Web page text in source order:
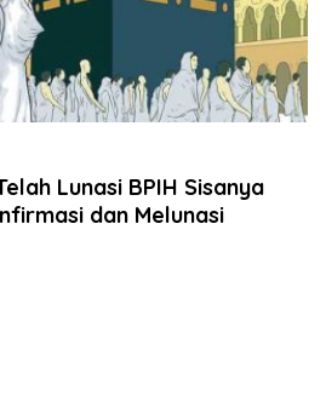
Lunasi BPIH Sisanya
dan Melunasi